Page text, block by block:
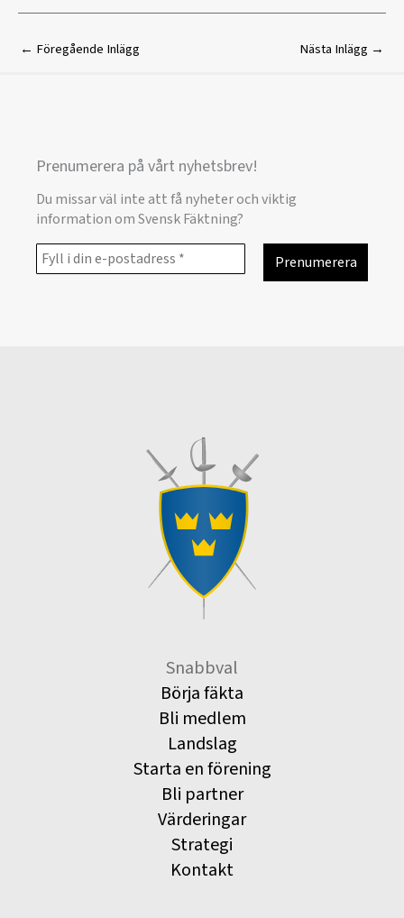
← Föregående Inlägg Nästa Inlägg →
Prenumerera på vårt nyhetsbrev!
Du missar väl inte att få nyheter och viktig
information om Svensk Fäktning?
Snabbval
Börja fäkta
Bli medlem
Landslag
Starta en förening
Bli partner
Värderingar
Strategi
Kontakt